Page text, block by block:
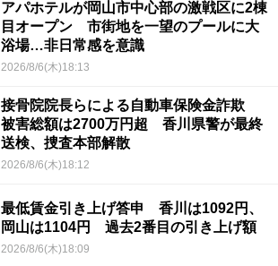
アパホテルが岡山市中心部の激戦区に2棟
目オープン 市街地を一望のプールに大
浴場…非日常感を意識
2026/8/6(木)18:13
接骨院院長らによる自動車保険金詐欺
被害総額は2700万円超 香川県警が最終
送検、捜査本部解散
2026/8/6(木)18:12
最低賃金引き上げ答申 香川は1092円、
岡山は1104円 過去2番目の引き上げ額
2026/8/6(木)18:09